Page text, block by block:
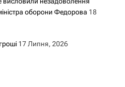
оборони Федорова 18
17 Липня, 2026